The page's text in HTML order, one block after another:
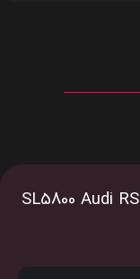
مراحل خرید صندلی گیمینگ ورتاگیر SL5800 Audi RS